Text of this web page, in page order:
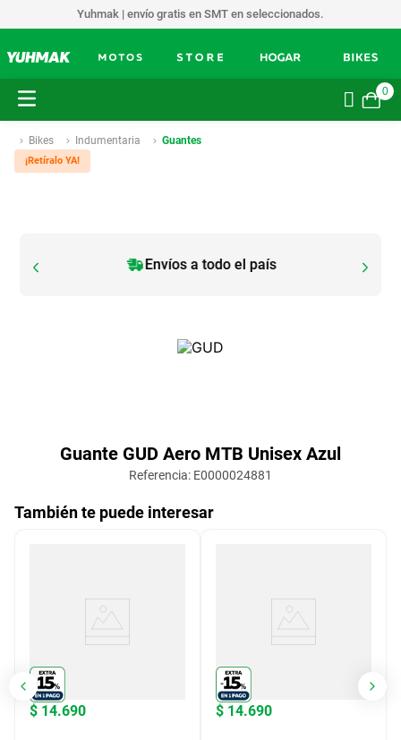
Yuhmak | envío gratis en SMT en seleccionados.
0
Bikes Indumentaria Guantes
¡Retíralo YA!
Envíos a todo el país
Guante GUD Aero MTB Unisex Azul
Referencia: E0000024881
También te puede interesar
$ 14.690 $ 14.690